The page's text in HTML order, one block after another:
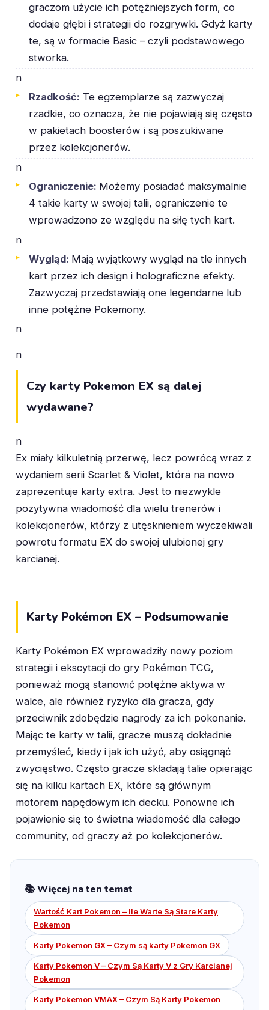
graczom użycie ich potężniejszych form, co
dodaje głębi i strategii do rozgrywki. Gdyż karty
te, są w formacie Basic – czyli podstawowego
stworka.
n
Rzadkość: Te egzemplarze są zazwyczaj
rzadkie, co oznacza, że nie pojawiają się często
w pakietach boosterów i są poszukiwane
przez kolekcjonerów.
n
Ograniczenie: Możemy posiadać maksymalnie
4 takie karty w swojej talii, ograniczenie te
wprowadzono ze względu na siłę tych kart.
n
Wygląd: Mają wyjątkowy wygląd na tle innych
kart przez ich design i holograficzne efekty.
Zazwyczaj przedstawiają one legendarne lub
inne potężne Pokemony.
n
n
Czy karty Pokemon EX są dalej
wydawane?
n
Ex miały kilkuletnią przerwę, lecz powrócą wraz z
wydaniem serii Scarlet & Violet, która na nowo
zaprezentuje karty extra. Jest to niezwykle
pozytywna wiadomość dla wielu trenerów i
kolekcjonerów, którzy z utęsknieniem wyczekiwali
powrotu formatu EX do swojej ulubionej gry
karcianej.
Karty Pokémon EX – Podsumowanie
Karty Pokémon EX wprowadziły nowy poziom
strategii i ekscytacji do gry Pokémon TCG,
ponieważ mogą stanowić potężne aktywa w
walce, ale również ryzyko dla gracza, gdy
przeciwnik zdobędzie nagrody za ich pokonanie.
Mając te karty w talii, gracze muszą dokładnie
przemyśleć, kiedy i jak ich użyć, aby osiągnąć
zwycięstwo. Często gracze składają talie opierając
się na kilku kartach EX, które są głównym
motorem napędowym ich decku. Ponowne ich
pojawienie się to świetna wiadomość dla całego
community, od graczy aż po kolekcjonerów.
📚 Więcej na ten temat
Wartość Kart Pokemon – Ile Warte Są Stare Karty
Pokemon
Karty Pokemon GX – Czym są karty Pokemon GX
Karty Pokemon V – Czym Są Karty V z Gry Karcianej
Pokemon
Karty Pokemon VMAX – Czym Są Karty Pokemon